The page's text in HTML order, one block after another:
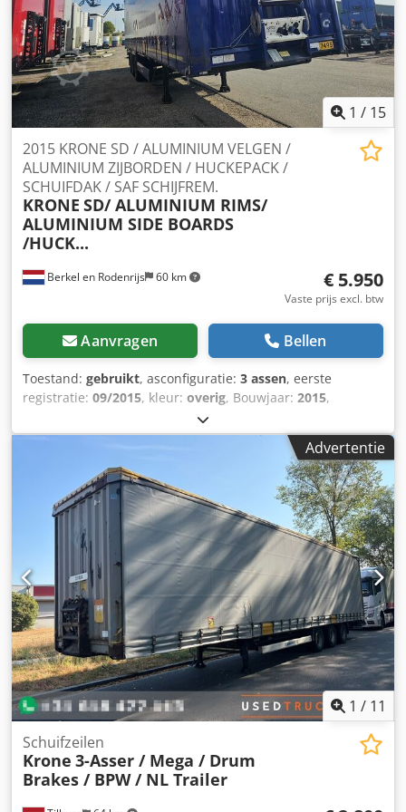
B.V. Contact | Martin Klaaijsen | Tel: | Whatsapp: | Email:
Exportkosten | Wij vragen u om vooraf de kosten en
procedures van uw land na te kijken. Locatie | Maasdijk
(NL) | 140 km van de grens | 20 km van Rotterdam The
Hague Airport Disclaimer: Wijzigingen, tussenverkoop en
fouten voorbehouden. Informatie in het Engels: KRONE
SDR COOLLINER 2.500 KG LIFT 270 HIGH 250 BREED NIEUW
Opbouw: Koeloplegger Eerste registratie: APK: - FRC:
Afmetingen (lxbxh): 1331 x 250 x 270 cm Eigen gewicht:
9.250 kg Laadvermogen: 32.750 kg GVW: 42.000 kg Koeling:
Carrier Vector 1550 Diesel en elektrisch Heeft: 2.500 kg
Dhollandia achterklep met eigen accu's Lengte platform:
200 cm (extra lang) Vering: Luchtvering Hefassen: Ja, as 1
en 3 Asconfiguratie: Aantal assen: 3 Asmerk: SAF Rem
systeem: Wabco Bandenmaat: 385-55-22.5 Achteras 1:
profiel links buiten: 100%, profiel rechts buiten: 100%
buiten: 100% Pirelli Achteras 3: profiel links buiten: 100%,
profiel rechts buiten: 100% Pirelli Extra's: Carrier Vector
-30 tot +30 graden, bloemenbreedte, 270 cm hoog, 2x
horizontale laadbeveiligingsrails, 5x rails in het dak,
aluminium vloer, 2x hefassen, 2.500 kg achterklep met
eigen accu's, lang platform (200 cm), dynamische
oprijbescherming, palletbox, 9 ton SAF-assen met
schijfremmen, 15 ton zwanenhals, Krone telematica
1 / 15
Berkel en Rodenrijs 60 km
2015 KRONE SD / ALUMINIUM VELGEN /
ALUMINIUM ZIJBORDEN / HUCKEPACK /
SCHUIFDAK / SAF SCHIJFREM.
KRONE SD/ ALUMINIUM RIMS/
ALUMINIUM SIDE BOARDS
/HUCK...
€ 5.950
Vaste prijs excl. btw
Aanvragen Bellen
Toestand: gebruikt, asconfiguratie: 3 assen, eerste
registratie: 09/2015, kleur: overig, Bouwjaar: 2015,
Leeggewicht: 6.860 kg Chedpfx Akszrk Slsaja As 1: links 8
mm, rechts 8 mm As 2: links 6 mm, rechts 6 mm As 3: links
Advertentie
1 / 11
Schuifzeilen
Krone 3-Asser / Mega / Drum
Brakes / BPW / NL Trailer